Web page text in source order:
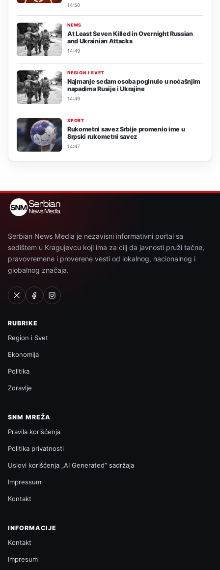
14:50
NEWS
At Least Seven Killed in Overnight Russian
and Ukrainian Attacks
14:49
REGION I SVET
Najmanje sedam osoba poginulo u noćašnjim
napadima Rusije i Ukrajine
14:49
SPORT
Rukometni savez Srbije promenio ime u
Srpski rukometni savez
14:47
Serbian News Media je nezavisni informativni portal sa
sedištem u Kragujevcu koji ima za cilj da javnosti pruži tačne,
pravovremene i proverene vesti od lokalnog, nacionalnog i
globalnog značaja.
RUBRIKE
Region i Svet
Ekonomija
Politika
Zdravlje
SNM MREŽA
Pravila korišćenja
Politika privatnosti
Uslovi korišćenja „AI Generated“ sadržaja
Impressum
Kontakt
INFORMACIJE
Kontakt
Impresum